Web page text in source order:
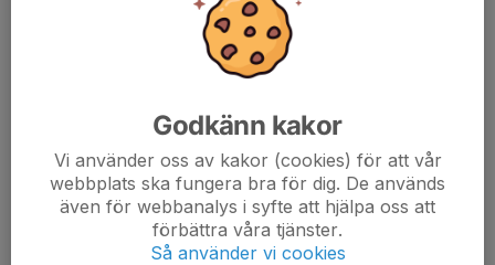
Godkänn kakor
Vi använder oss av kakor (cookies) för att vår
webbplats ska fungera bra för dig. De används
även för webbanalys i syfte att hjälpa oss att
förbättra våra tjänster.
Så använder vi cookies